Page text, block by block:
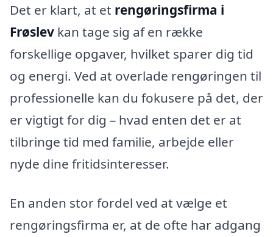
Det er klart, at et rengøringsfirma i
Frøslev kan tage sig af en række
forskellige opgaver, hvilket sparer dig tid
og energi. Ved at overlade rengøringen til
professionelle kan du fokusere på det, der
er vigtigt for dig – hvad enten det er at
tilbringe tid med familie, arbejde eller
nyde dine fritidsinteresser.
En anden stor fordel ved at vælge et
rengøringsfirma er, at de ofte har adgang